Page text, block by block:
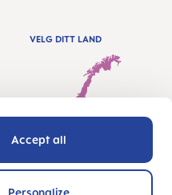
Accept all
Personalize
VELG DITT LAND